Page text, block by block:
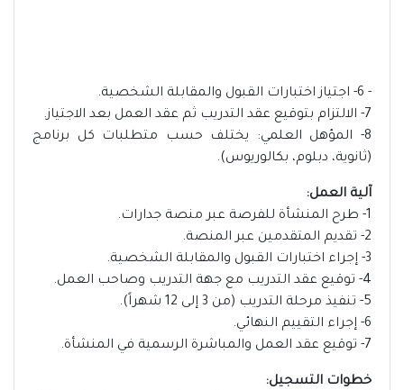
- 6- اجتياز اختبارات القبول والمقابلة الشخصية.
7- الالتزام بتوقيع عقد التدريب ثم عقد العمل بعد الاجتياز.
8- المؤهل العلمي: يختلف حسب متطلبات كل برنامج
(ثانوية، دبلوم، بكالوريوس).
آلية العمل:
1- طرح المنشأة للفرصة عبر منصة جدارات.
2- تقديم المتقدمين عبر المنصة.
3- إجراء اختبارات القبول والمقابلة الشخصية.
4- توقيع عقد التدريب مع جهة التدريب وصاحب العمل.
5- تنفيذ مرحلة التدريب (من 3 إلى 12 شهراً).
6- إجراء التقييم النهائي.
7- توقيع عقد العمل والمباشرة الرسمية في المنشأة.
خطوات التسجيل: